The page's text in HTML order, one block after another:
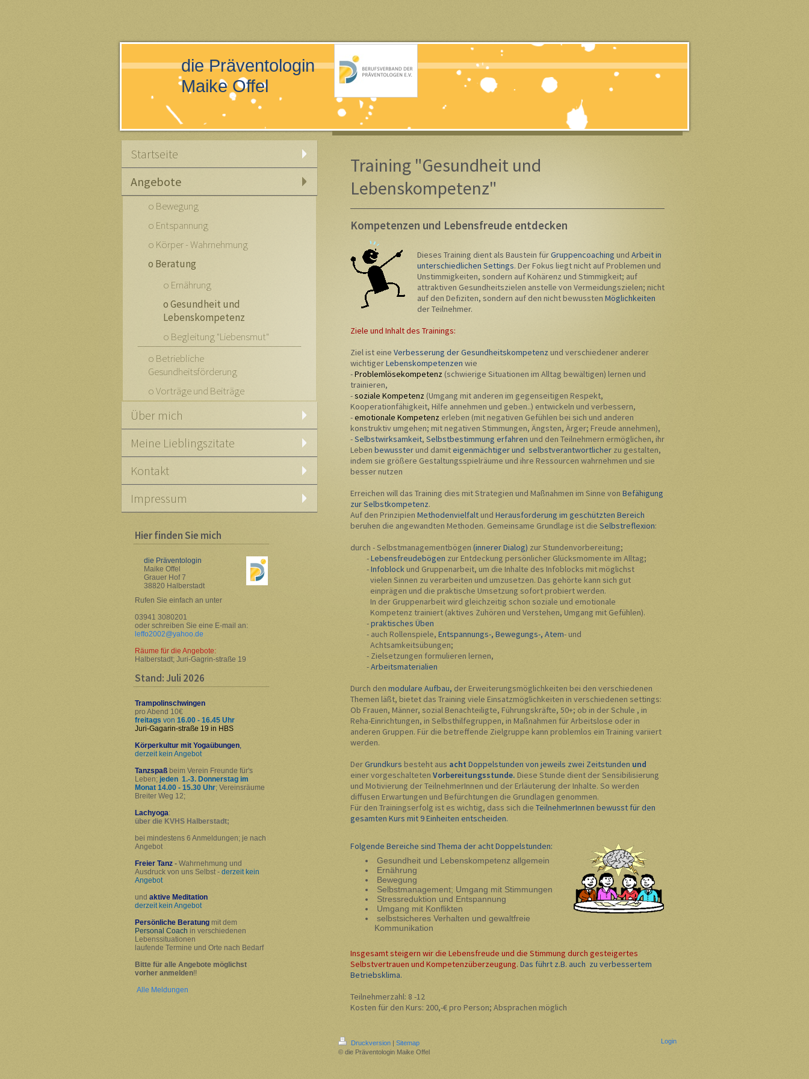
die Präventologin
Maike Offel
Startseite
Angebote
o Bewegung
o Entspannung
o Körper - Wahrnehmung
o Beratung
o Ernährung
o Gesundheit und
Lebenskompetenz
o Begleitung "Liebensmut"
o Betriebliche
Gesundheitsförderung
o Vorträge und Beiträge
Über mich
Meine Lieblingszitate
Kontakt
Impressum
Hier finden Sie mich
die Präventologin
Maike Offel
Grauer Hof 7
38820 Halberstadt
Rufen Sie einfach an unter
03941 3080201
oder schreiben Sie eine E-mail an:
leffo2002@yahoo.de
Räume für die Angebote:
Halberstadt; Juri-Gagrin-straße 19
Stand: Juli 2026
Trampolinschwingen
pro Abend 10€
freitags von 16.00 - 16.45 Uhr
Juri-Gagarin-straße 19 in HBS
Körperkultur mit Yogaübungen,
derzeit kein Angebot
Tanzspaß beim Verein Freunde für's
Leben; jeden 1.-3. Donnerstag im
Monat 14.00 - 15.30 Uhr; Vereinsräume
Breiter Weg 12;
Lachyoga:
über die KVHS Halberstadt;
bei mindestens 6 Anmeldungen; je nach
Angebot
Freier Tanz - Wahrnehmung und
Ausdruck von uns Selbst - derzeit kein
Angebot
und aktive Meditation
derzeit kein Angebot
Persönliche Beratung mit dem
Personal Coach in verschiedenen
Lebenssituationen
laufende Termine und Orte nach Bedarf
Bitte für alle Angebote möglichst
vorher anmelden!!
Alle Meldungen
Training "Gesundheit und
Lebenskompetenz"
Kompetenzen und Lebensfreude entdecken
Dieses Training dient als Baustein fürGruppencoaching und Arbeit in
unterschiedlichen Settings. Der Fokus liegt nicht auf Problemen und
Unstimmigkeiten, sondern auf Kohärenz und Stimmigkeit; auf
attraktiven Gesundheitszielen anstelle von Vermeidungszielen; nicht
auf den Defiziten, sondern auf den nicht bewussten Möglichkeiten
der Teilnehmer.
Ziele und Inhalt des Trainings:
Ziel ist eine Verbesserung der Gesundheitskompetenzund verschiedener anderer
wichtigerLebenskompetenzen wie
-Problemlösekompetenz(schwierige Situationen im Alltag bewältigen) lernen und
trainieren,
-soziale Kompetenz (Umgang mit anderen im gegenseitigen Respekt,
Kooperationfähigkeit, Hilfe annehmen und geben..) entwickeln und verbessern,
-emotionale Kompetenz erleben (mit negativen Gefühlen bei sich und anderen
konstruktiv umgehen; mit negativen Stimmungen, Ängsten, Ärger; Freude annehmen),
-Selbstwirksamkeit, Selbstbestimmung erfahren und den Teilnehmern ermöglichen, ihr
Leben bewussterund damiteigenmächtiger und selbstverantwortlicher zu gestalten,
indem sie größere Gestaltungsspielräume und ihre Ressourcen wahrnehmen und sie
besser nutzen
Erreichen will das Training dies mit Strategien und Maßnahmen im Sinne von Befähigung
zur Selbstkompetenz.
Auf den Prinzipien Methodenvielfalt und Herausforderung im geschützten Bereich
beruhen die angewandten Methoden. Gemeinsame Grundlage ist die Selbstreflexion:
durch - Selbstmanagementbögen (innerer Dialog) zur Stundenvorbereitung;
-Lebensfreudebögen zur Entdeckung persönlicher Glücksmomente im Alltag;
-Infoblockund Gruppenarbeit, um die Inhalte des Infoblocks mit möglichst
vielen Sinnen zu verarbeiten und umzusetzen. Das gehörte kann sich gut
einprägen und die praktische Umsetzung sofort probiert werden.
In der Gruppenarbeit wird gleichzeitig schon soziale und emotionale
Kompetenz trainiert (aktives Zuhören und Verstehen, Umgang mit Gefühlen).
-praktisches Üben
- auch Rollenspiele, Entspannungs-, Bewegungs-, Atem- und
Achtsamkeitsübungen;
- Zielsetzungen formulieren lernen,
-Arbeitsmaterialien
Durch den modulare Aufbau, der Erweiterungsmöglichkeiten bei den verschiedenen
Themen läßt, bietet das Training viele Einsatzmöglichkeiten in verschiedenen settings:
Ob Frauen, Männer, sozial Benachteiligte, Führungskräfte, 50+; ob in der Schule , in
Reha-Einrichtungen, in Selbsthilfegruppen, in Maßnahmen für Arbeitslose oder in
anderen Gruppen. Für die betreffende Zielgruppe kann problemlos ein Training variiert
werden.
DerGrundkurs besteht aus acht Doppelstunden von jeweils zwei Zeitstunden und
einer vorgeschalteten Vorbereitungsstunde. Diese Stunde dient der Sensibilisierung
und Motivierung der TeilnehmerInnen und der Erläuterung der Inhalte. So werden
diffusen Erwartungen und Befürchtungen die Grundlagen genommen.
Für den Trainingserfolg ist es wichtig, dass sich die TeilnehmerInnen bewusst für den
gesamten Kurs mit 9 Einheiten entscheiden.
Folgende Bereiche sind Thema der acht Doppelstunden:
Gesundheit und Lebenskompetenz allgemein
Ernährung
Bewegung
Selbstmanagement; Umgang mit Stimmungen
Stressreduktion und Entspannung
Umgang mit Konflikten
selbstsicheres Verhalten und gewaltfreie
Kommunikation
Insgesamt steigern wir die Lebensfreude und die Stimmung durch gesteigertes
Selbstvertrauen und Kompetenzüberzeugung. Das führt z.B. auch zu verbessertem
Betriebsklima.
Teilnehmerzahl: 8 -12
Kosten für den Kurs: 200,-€ pro Person; Absprachen möglich
Druckversion | Sitemap
© die Präventologin Maike Offel
Login